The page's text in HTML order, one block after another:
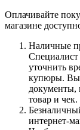
Оплачивайте
магазине
Наличные
Специалист
уточнить
купюры. Вы
документы,
товар и чек.
интернет-